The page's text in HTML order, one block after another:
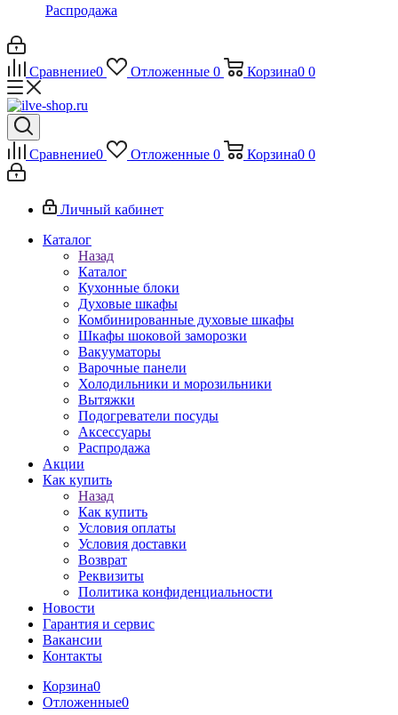
Распродажа
Сравнение0 Отложенные 0 Корзина0 0
Сравнение0 Отложенные 0 Корзина0 0
Личный кабинет
Каталог
Назад
Каталог
Кухонные блоки
Духовые шкафы
Комбинированные духовые шкафы
Шкафы шоковой заморозки
Вакууматоры
Варочные панели
Холодильники и морозильники
Вытяжки
Подогреватели посуды
Аксессуары
Распродажа
Акции
Как купить
Назад
Как купить
Условия оплаты
Условия доставки
Возврат
Реквизиты
Политика конфиденциальности
Новости
Гарантия и сервис
Вакансии
Контакты
Корзина0
Отложенные0